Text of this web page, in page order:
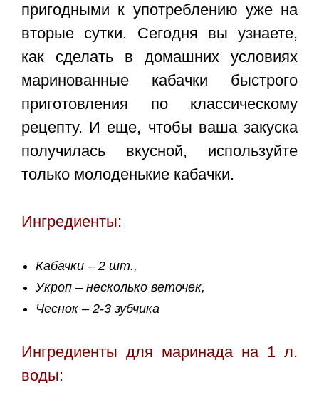
пригодными к употреблению уже на
вторые сутки. Сегодня вы узнаете,
как сделать в домашних условиях
маринованные кабачки быстрого
приготовления по классическому
рецепту. И еще, чтобы ваша закуска
получилась вкусной, используйте
только молоденькие кабачки.
Ингредиенты:
Кабачки – 2 шт.,
Укроп – несколько веточек,
Чеснок – 2-3 зубчика
Ингредиенты для маринада на 1 л.
воды: